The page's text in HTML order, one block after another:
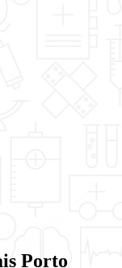
Porto